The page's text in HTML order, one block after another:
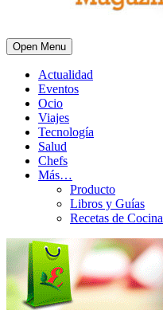
Open Menu
Actualidad
Eventos
Ocio
Viajes
Tecnología
Salud
Chefs
Más…
Producto
Libros y Guías
Recetas de Cocina